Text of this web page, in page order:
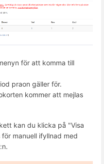
för att komma till
praon gäller för.
kommer att mejlas
kan du klicka på "Visa
manuell ifyllnad med